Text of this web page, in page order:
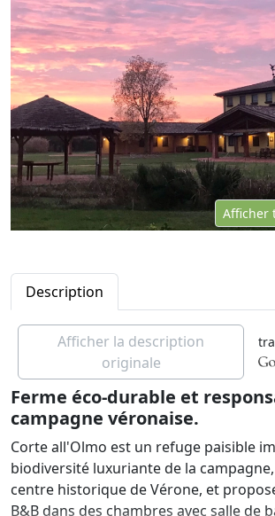
Afficher
Description
Afficher la description
originale
Ferme éco-durable et
campagne véronaise.
Corte all'Olmo est un refuge paisible
biodiversité luxuriante de la
centre historique de Vérone, et
B&B dans des chambres avec salle de